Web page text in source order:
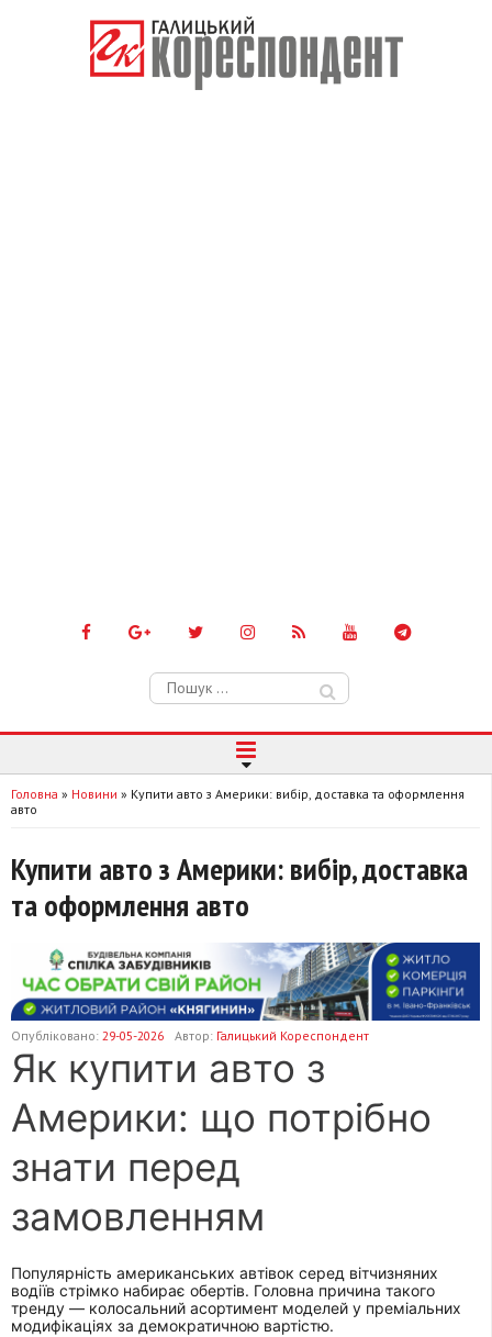
Пошук:
Головна » Новини » Купити авто з Америки: вибір, доставка та оформлення
авто
Купити авто з Америки: вибір, доставка
та оформлення авто
Опубліковано: 29-05-2026 Автор: Галицький Кореспондент
Як купити авто з
Америки: що потрібно
знати перед
замовленням
Популярність американських автівок серед вітчизняних
водіїв стрімко набирає обертів. Головна причина такого
тренду — колосальний асортимент моделей у преміальних
модифікаціях за демократичною вартістю.